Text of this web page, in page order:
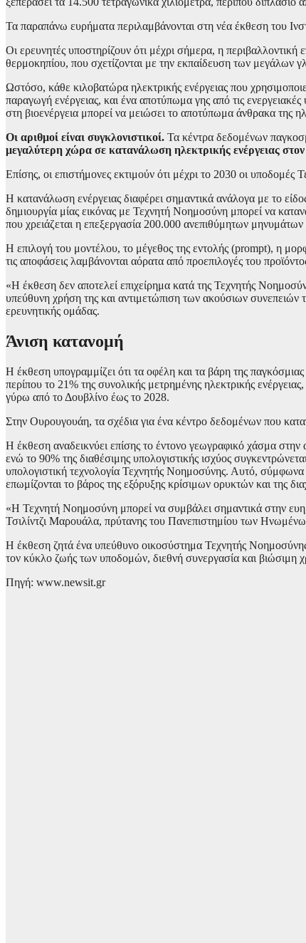
Τα παραπάνω ευρήματα περιλαμβάνονται στη νέα έκθεση του
Οι ερευνητές υποστηρίζουν ότι μέχρι σήμερα, η
θερμοκηπίου, που σχετίζονται με την εκπαίδευση των μεγάλων
Ωστόσο, κάθε κιλοβατώρα ηλεκτρικής ενέργειας που
παραγωγή ενέργειας, και ένα αποτύπωμα γης από τις
στη βιοενέργεια μπορεί να μειώσει το αποτύπωμα άνθρακα της
Οι αριθμοί είναι συγκλονιστικοί. Τα κέντρα δεδομένων
μεγαλύτερη χώρα σε κατανάλωση ηλεκτρικής ενέργειας
Επίσης, οι επιστήμονες εκτιμούν ότι μέχρι το 2030 οι
Η κατανάλωση ενέργειας διαφέρει σημαντικά ανάλογα με το
δημιουργία μίας εικόνας με Τεχνητή Νοημοσύνη μπορεί να
που χρειάζεται η επεξεργασία 200.000 ανεπιθύμητων μηνυμάτων
Η επιλογή του μοντέλου, το μέγεθος της εντολής (prompt), η
τις αποφάσεις λαμβάνονται αόρατα από προεπιλογές του
«Η έκθεση δεν αποτελεί επιχείρημα κατά της Τεχνητής
υπεύθυνη χρήση της και αντιμετώπιση των ακούσιων
ερευνητικής ομάδας.
Άνιση κατανομή
Η έκθεση υπογραμμίζει ότι τα οφέλη και τα βάρη της
περίπου το 21% της συνολικής μετρημένης ηλεκτρικής
γύρω από το Δουβλίνο έως το 2028.
Στην Ουρουγουάη, τα σχέδια για ένα κέντρο δεδομένων που
Η έκθεση αναδεικνύει επίσης το έντονο γεωγραφικό χάσμα
ενώ το 90% της διαθέσιμης υπολογιστικής ισχύος
υπολογιστική τεχνολογία Τεχνητής Νοημοσύνης. Αυτό, σύμφωνα
επωμίζονται το βάρος της εξόρυξης κρίσιμων ορυκτών και της
«Η Τεχνητή Νοημοσύνη μπορεί να συμβάλει σημαντικά στην
Τσιλίντζι Μαρουάλα, πρύτανης του Πανεπιστημίου των
Η έκθεση ζητά ένα υπεύθυνο οικοσύστημα Τεχνητής Νοημοσύνης
τον κύκλο ζωής των υποδομών, διεθνή συνεργασία και βιώσιμη
Πηγή: www.newsit.gr